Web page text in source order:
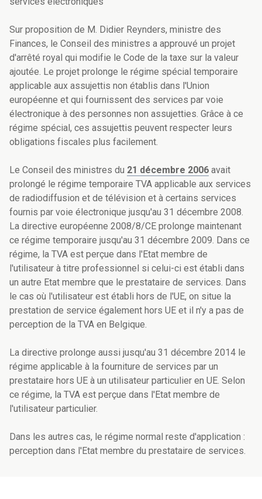
Sur proposition de M. Didier Reynders, ministre des
Finances, le Conseil des ministres a approuvé un projet
d'arrêté royal qui modifie le Code de la taxe sur la valeur
ajoutée. Le projet prolonge le régime spécial temporaire
applicable aux assujettis non établis dans l'Union
européenne et qui fournissent des services par voie
électronique à des personnes non assujetties. Grâce à ce
régime spécial, ces assujettis peuvent respecter leurs
obligations fiscales plus facilement.
Le Conseil des ministres du 21 décembre 2006 avait
prolongé le régime temporaire TVA applicable aux services
de radiodiffusion et de télévision et à certains services
fournis par voie électronique jusqu'au 31 décembre 2008.
La directive européenne 2008/8/CE prolonge maintenant
ce régime temporaire jusqu'au 31 décembre 2009. Dans ce
régime, la TVA est perçue dans l'Etat membre de
l'utilisateur à titre professionnel si celui-ci est établi dans
un autre Etat membre que le prestataire de services. Dans
le cas où l'utilisateur est établi hors de l'UE, on situe la
prestation de service également hors UE et il n'y a pas de
perception de la TVA en Belgique.
La directive prolonge aussi jusqu'au 31 décembre 2014 le
régime applicable à la fourniture de services par un
prestataire hors UE à un utilisateur particulier en UE. Selon
ce régime, la TVA est perçue dans l'Etat membre de
l'utilisateur particulier.
Dans les autres cas, le régime normal reste d'application :
perception dans l'Etat membre du prestataire de services.